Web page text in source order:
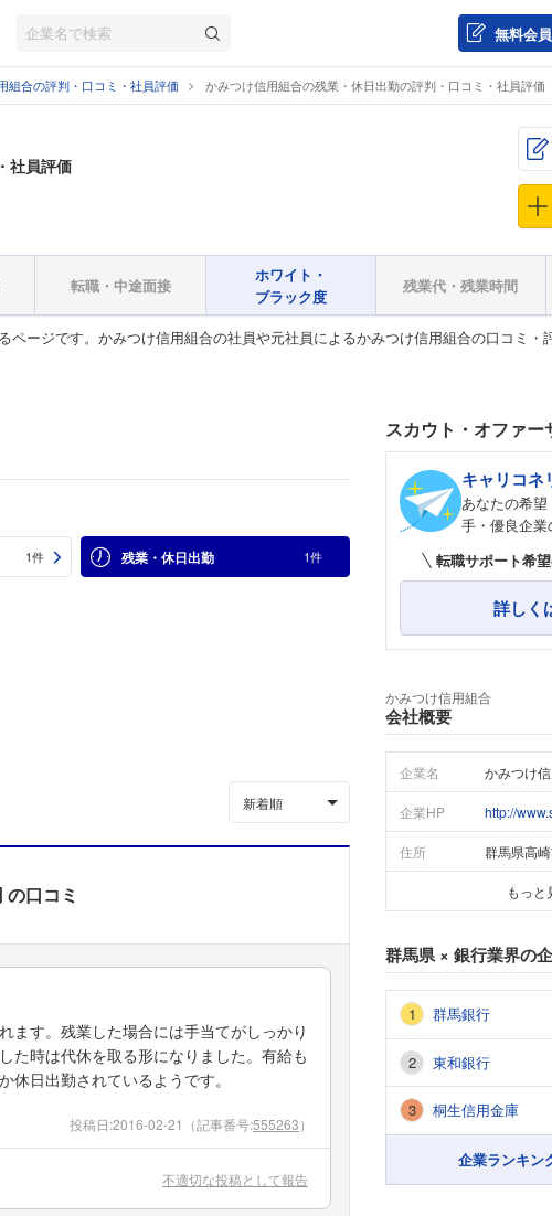
無料会
組合の評判・口コミ・社員評価 かみつけ信用組合の残業・休日出勤の評判・口コミ・社員評価
社員評価
転職・中途面接
ホワイト・
ブラック度
残業代・残業時間
ージです。かみつけ信用組合の社員や元社員によるかみつけ信用組合の口コミ・
1件 残業・休日出勤 1件
新着順
の口コミ
ます。残業した場合には手当てがしっかり
た時は代休を取る形になりました。有給も
日出勤されているようです。
投稿日:2016-02-21 （記事番号:555263）
不適切な投稿として報告
スカウト・オファー
キャリコネ
あなたの希
手・優良企業
転職サポート希
詳しく
かみつけ信用組合
会社概要
企業名 かみつけ
企業HP http://
住所 群馬県高
もっと
群馬県× 銀行業界の
群馬銀行
東和銀行
桐生信用金庫
企業ランキン